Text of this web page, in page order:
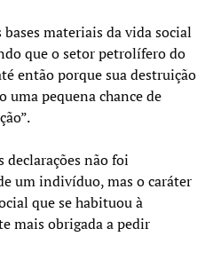
materiais da vida social
que o setor petrolífero do
então porque sua destruição
uma pequena chance de
declarações não foi
um indivíduo, mas o caráter
que se habituou à
mais obrigada a pedir